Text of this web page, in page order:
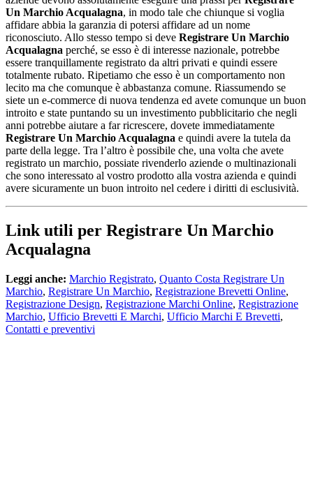
Un Marchio Acqualagna, in modo tale che chiunque si voglia
affidare abbia la garanzia di potersi affidare ad un nome
riconosciuto. Allo stesso tempo si deve Registrare Un Marchio
Acqualagna perché, se esso è di interesse nazionale, potrebbe
essere tranquillamente registrato da altri privati e quindi essere
totalmente rubato. Ripetiamo che esso è un comportamento non
lecito ma che comunque è abbastanza comune. Riassumendo se
siete un e-commerce di nuova tendenza ed avete comunque un buon
introito e state puntando su un investimento pubblicitario che negli
anni potrebbe aiutare a far ricrescere, dovete immediatamente
Registrare Un Marchio Acqualagna e quindi avere la tutela da
parte della legge. Tra l’altro è possibile che, una volta che avete
registrato un marchio, possiate rivenderlo aziende o multinazionali
che sono interessato al vostro prodotto alla vostra azienda e quindi
avere sicuramente un buon introito nel cedere i diritti di esclusività.
Link utili per Registrare Un Marchio
Acqualagna
Leggi anche: Marchio Registrato, Quanto Costa Registrare Un
Marchio, Registrare Un Marchio, Registrazione Brevetti Online,
Registrazione Design, Registrazione Marchi Online, Registrazione
Marchio, Ufficio Brevetti E Marchi, Ufficio Marchi E Brevetti,
Contatti e preventivi